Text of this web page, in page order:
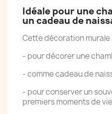
Idéale pour une
un cadeau de
Cette décoration
- pour décorer une
- comme cadeau de
- pour conserver un
premiers moments de vie